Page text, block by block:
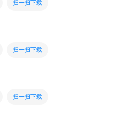
扫一扫下载
扫一扫下载
扫一扫下载